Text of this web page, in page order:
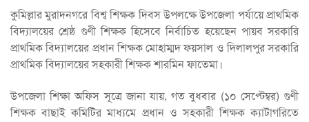
কুমিল্লার মুরাদনগরে বিশ্ব শিক্ষক দিবস উপলক্ষে উপজেলা পর্যায়ে প্রাথমিক
বিদ্যালয়ের শ্রেষ্ঠ গুণী শিক্ষক হিসেবে নির্বাচিত হয়েছেন পায়ব সরকারি
প্রাথমিক বিদ্যালয়ের প্রধান শিক্ষক মোহাম্মদ ফয়সাল ও দিলালপুর সরকারি
প্রাথমিক বিদ্যালয়ের সহকারী শিক্ষক শারমিন ফাতেমা।
উপজেলা শিক্ষা অফিস সূত্রে জানা যায়, গত বুধবার (১০ সেপ্টেম্বর) গুণী
শিক্ষক বাছাই কমিটির মাধ্যমে প্রধান ও সহকারী শিক্ষক ক্যাটাগরিতে